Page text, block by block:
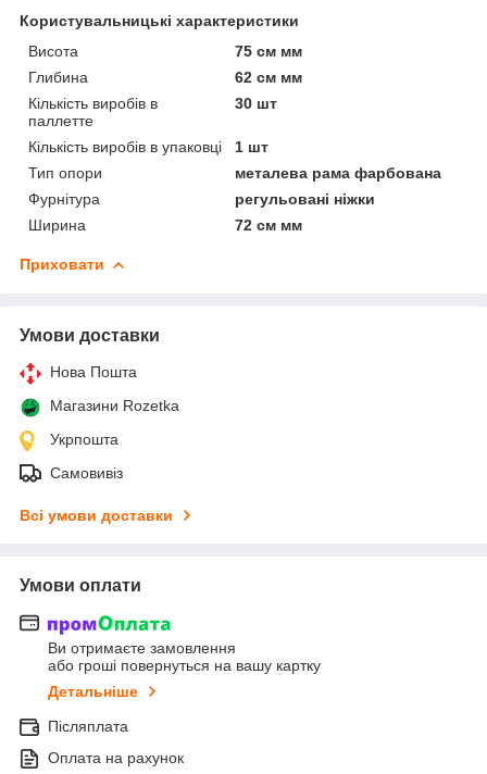
Користувальницькі характеристики
Висота
75 см мм
Глибина
62 см мм
Кількість виробів в
паллетте
30 шт
Кількість виробів в упаковці
1 шт
Тип опори
металева рама фарбована
Фурнітура
регульовані ніжки
Ширина
72 см мм
Приховати
Умови доставки
Нова Пошта
Магазини Rozetka
Укрпошта
Самовивіз
Всі умови доставки
Умови оплати
Ви отримаєте замовлення
або гроші повернуться на вашу картку
Детальніше
Післяплата
Оплата на рахунок